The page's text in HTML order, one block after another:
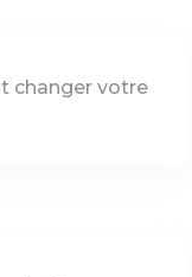
changer votre